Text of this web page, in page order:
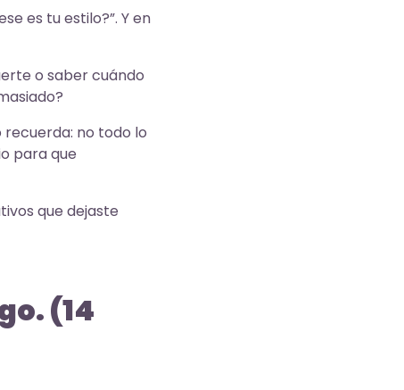
es tu estilo?”. Y en
o saber cuándo
no todo lo
para que
que dejaste
(14